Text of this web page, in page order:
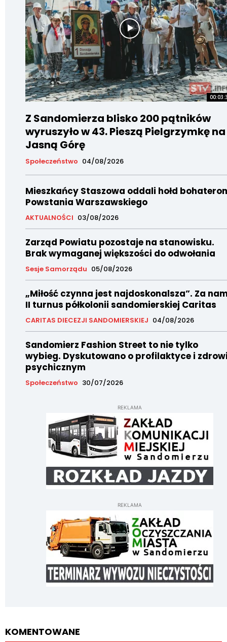
Z Sandomierza blisko 200 pątników
wyruszyło w 43. Pieszą Pielgrzymkę na
Jasną Górę
Społeczeństwo 04/08/2026
Mieszkańcy Staszowa oddali hołd
Powstania Warszawskiego
AKTUALNOŚCI 03/08/2026
Zarząd Powiatu pozostaje na stanowisku.
Brak wymaganej większości do odwołania
Sesje Samorządu 05/08/2026
„Miłość czynna jest najdoskonalsza”. Za
II turnus półkolonii sandomierskiej Caritas
CARITAS DIECEZJI SANDOMIERSKIEJ 04/08/2026
Sandomierz Fashion Street to nie tylko
wybieg. Dyskutowano o profilaktyce i
psychicznym
Społeczeństwo 30/07/2026
REKLAMA
REKLAMA
KOMENTOWANE